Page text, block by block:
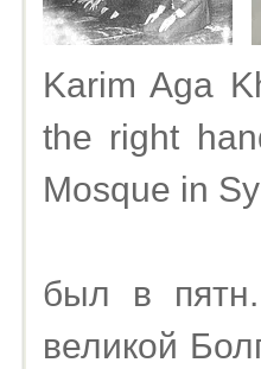
Karim Aga
the right
Mosque in
был в
великой